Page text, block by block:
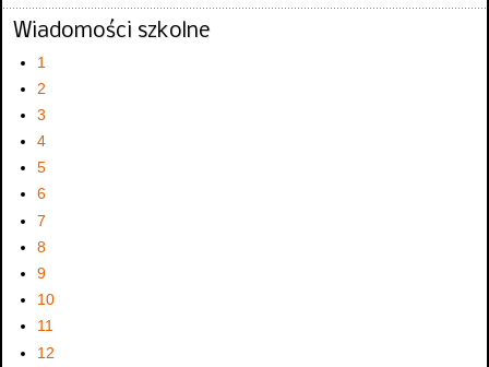
Wiadomości szkolne
1
2
3
4
5
6
7
8
9
10
11
12